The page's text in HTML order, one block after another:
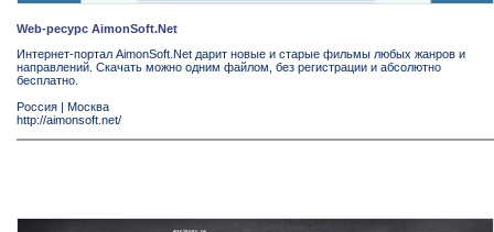
Web-ресурс AimonSoft.Net
Интернет-портал AimonSoft.Net дарит новые и старые фильмы любых жанров и
направлений. Скачать можно одним файлом, без регистрации и абсолютно
бесплатно.
Россия | Москва
http://aimonsoft.net/